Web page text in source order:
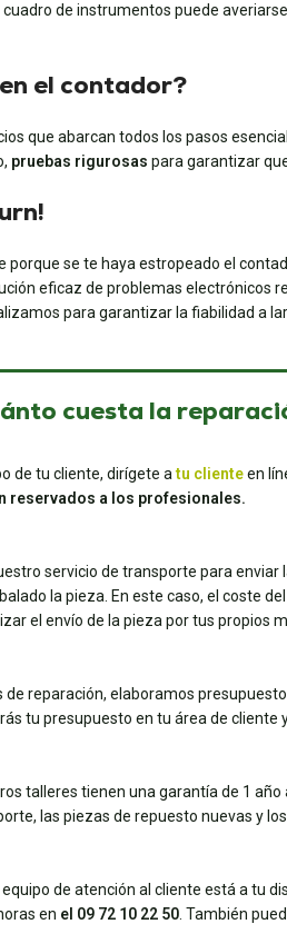
de instrumentos puede
el contador?
que abarcan todos los pasos
pruebas rigurosas para garantizar
se te haya estropeado el
eficaz de problemas electrónicos
para garantizar la fiabilidad a
cuesta la
de tu cliente, dirígete atu clienteen
reservados a los profesionales.
servicio de transporte para
la pieza. En este caso, el coste
el envío de la pieza por tus propios
de reparación, elaboramos
tu presupuesto en tu área de
talleres tienen una garantía de 1
las piezas de repuesto nuevas y
equipo de atención al cliente está a tu
en el 09 72 10 22 50 . También